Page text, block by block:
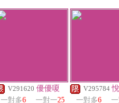
V291620 優優嗄
一對多6 一對一25
V295784
一對多6